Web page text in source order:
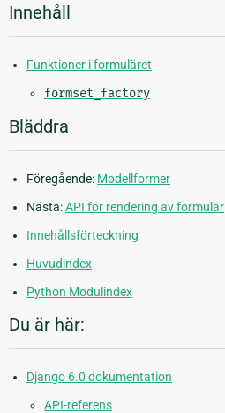
Innehåll
Funktioner i formuläret
formset_factory
Bläddra
Föregående: Modellformer
Nästa:API för rendering av formulär
Innehållsförteckning
Huvudindex
Python Modulindex
Du är här:
Django 6.0 dokumentation
API-referens